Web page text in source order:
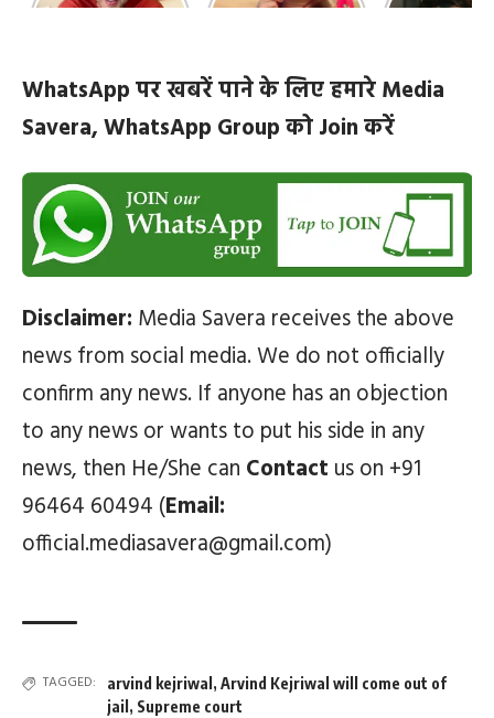
WhatsApp पर खबरें पाने के लिए हमारे Media
Savera, WhatsApp Group को Join करें
Disclaimer: Media Savera receives the above
news from social media. We do not officially
confirm any news. If anyone has an objection
to any news or wants to put his side in any
news, then He/She can Contact us on +91
96464 60494 (Email:
official.mediasavera@gmail.com)
TAGGED: arvind kejriwal , Arvind Kejriwal will come out of
jail , Supreme court